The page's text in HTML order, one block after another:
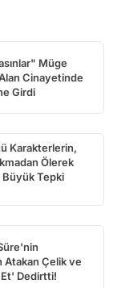
Müge
Cinayetinde
Girdi
Karakterlerin,
Ölerek
Büyük Tepki
Atakan Çelik ve
Et' Dedirtti!